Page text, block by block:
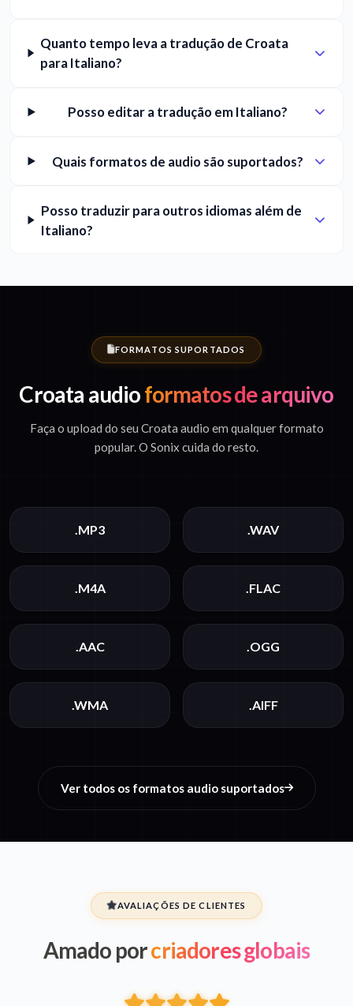
Quanto tempo leva a tradução de Croata
para Italiano?
Posso editar a tradução em Italiano?
Quais formatos de audio são suportados?
Posso traduzir para outros idiomas além de
Italiano?
FORMATOS SUPORTADOS
Croata audioformatos de arquivo
Faça o upload do seu Croata audio em qualquer formato
popular. O Sonix cuida do resto.
.MP3 .WAV
.M4A .FLAC
.AAC .OGG
.WMA .AIFF
Ver todos os formatos audio suportados
AVALIAÇÕES DE CLIENTES
Amado porcriadores globais